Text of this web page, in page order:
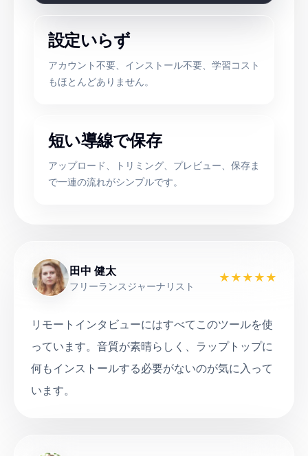
設定いらず
アカウント不要、インストール不要、学習コスト
もほとんどありません。
短い導線で保存
アップロード、トリミング、プレビュー、保存ま
で一連の流れがシンプルです。
田中 健太
フリーランスジャーナリスト
★ ★ ★ ★ ★
リモートインタビューにはすべてこのツールを使
っています。音質が素晴らしく、ラップトップに
何もインストールする必要がないのが気に入って
います。